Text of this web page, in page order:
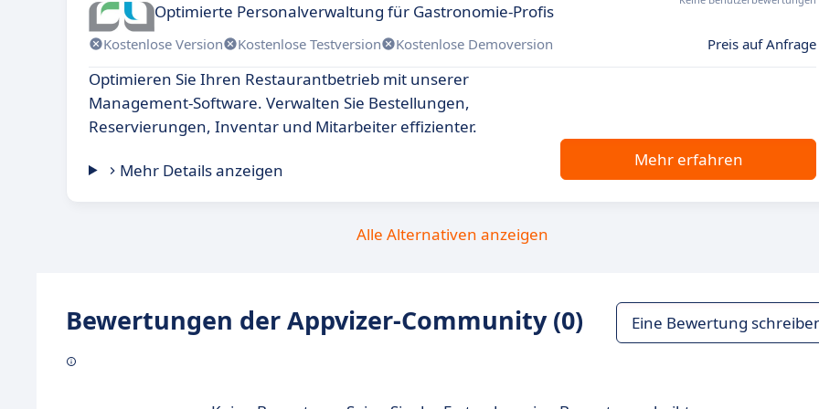
Optimierte Personalverwaltung für Gastronomie-Profis
Kostenlose Version Kostenlose Testversion Kostenlose Demoversion Preis auf Anfrage
Optimieren Sie Ihren Restaurantbetrieb mit unserer
Management-Software. Verwalten Sie Bestellungen,
Reservierungen, Inventar und Mitarbeiter effizienter.
Mehr Details anzeigen
Mehr erfahren
Alle Alternativen anzeigen
Bewertungen der Appvizer-Community (0) Eine Bewertung